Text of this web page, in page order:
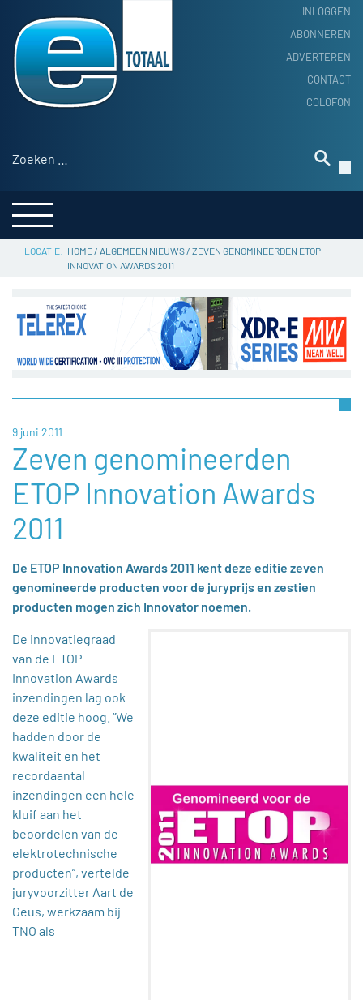
INLOGGEN
ABONNEREN
ADVERTEREN
CONTACT
COLOFON
Zoeken naar:
HOME
PRODUCTNIEUWS
ACHTERGROND
THEMA’S
SERVICE
HOME/ ALGEMEEN NIEUWS/ ZEVEN GENOMINEERDEN ETOP
INNOVATION AWARDS 2011
9 juni 2011
Zeven genomineerden
ETOP Innovation Awards
2011
De ETOP Innovation Awards 2011 kent deze editie zeven
genomineerde producten voor de juryprijs en zestien
producten mogen zich Innovator noemen.
De innovatiegraad
van de ETOP
Innovation Awards
inzendingen lag ook
deze editie hoog. “We
hadden door de
kwaliteit en het
recordaantal
inzendingen een hele
kluif aan het
beoordelen van de
elektrotechnische
producten”, vertelde
juryvoorzitter Aart de
Geus, werkzaam bij
TNO als